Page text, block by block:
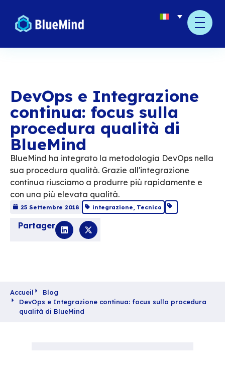
DevOps e
continua: focus sulla
procedura qualità di
BlueMind
BlueMind ha integrato la metodologia
sua procedura qualità. Grazie
continua riusciamo a produrre più
con una più elevata qualità.